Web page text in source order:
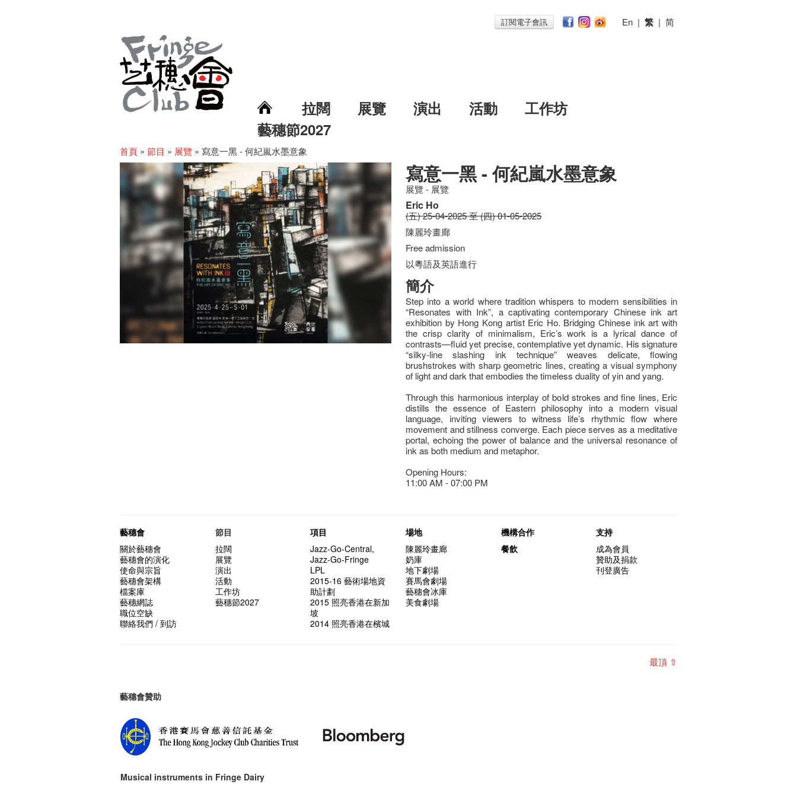
訂閱電子會訊 En | 繁 | 简
拉闊 展覽 演出 活動
工作坊
藝穗節2027
首頁 » 節目 » 展覽 » 寫意一黑 - 何紀嵐水墨意象
寫意一黑 - 何紀嵐水墨意象
展覽 - 展覽
Eric Ho
(五) 25-04-2025 至 (四) 01-05-2025
陳麗玲畫廊
Free admission
以粵語及英語進行
簡介
Step into a world where tradition whispers to modern sensibilities in
“Resonates with Ink”, a captivating contemporary Chinese ink art
exhibition by Hong Kong artist Eric Ho. Bridging Chinese ink art with
the crisp clarity of minimalism, Eric’s work is a lyrical dance of
contrasts—fluid yet precise, contemplative yet dynamic. His signature
“silky-line slashing ink technique” weaves delicate, flowing
brushstrokes with sharp geometric lines, creating a visual symphony
of light and dark that embodies the timeless duality of yin and yang.
Through this harmonious interplay of bold strokes and fine lines, Eric
distills the essence of Eastern philosophy into a modern visual
language, inviting viewers to witness life’s rhythmic flow where
movement and stillness converge. Each piece serves as a meditative
portal, echoing the power of balance and the universal resonance of
ink as both medium and metaphor.
Opening Hours:
11:00 AM - 07:00 PM
藝穗會
關於藝穗會
藝穗會的演化
使命與宗旨
藝穗會架構
檔案庫
藝穗網誌
職位空缺
聯絡我們 / 到訪
節目
拉闊
展覽
演出
活動
工作坊
藝穗節2027
項目
Jazz-Go-Central,
Jazz-Go-Fringe
LPL
2015-16 藝術場地資
助計劃
2015 照亮香港在新加
坡
2014 照亮香港在檳城
場地
陳麗玲畫廊
奶庫
地下劇場
賽馬會劇場
藝穗會冰庫
美食劇場
機構合作
餐飲
支持
成為會員
贊助及捐款
刊登廣告
最頂 ⇧
藝穗會贊助
Musical instruments in Fringe Dairy